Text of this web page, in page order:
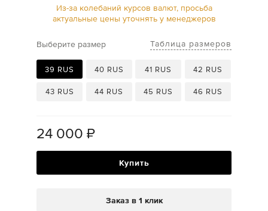
Из-за колебаний курсов валют, просьба
актуальные цены уточнять у менеджеров
Выберите размер Таблица размеров
39 RUS 40 RUS 41 RUS 42 RUS
43 RUS 44 RUS 45 RUS 46 RUS
24 000 ₽
Купить
Заказ в 1 клик